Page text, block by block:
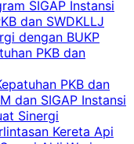
SIGAP Instansi
dan SWDKLLJ
dengan BUKP
PKB dan
PKB dan
dan SIGAP Instansi
Sinergi
Kereta Api